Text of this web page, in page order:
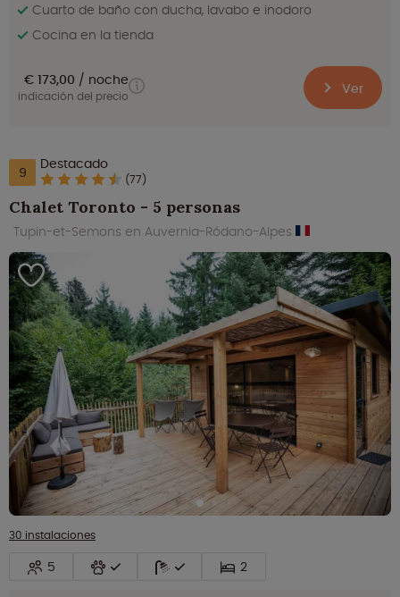
Cuarto de baño con ducha, lavabo e inodoro
Cocina en la tienda
€ 173,00 noche
indicación del precio Ver
9 Destacado
(77)
Chalet Toronto - 5 personas
Tupin-et-Semons en Auvernia-Ródano-Alpes
30 instalaciones
5 2